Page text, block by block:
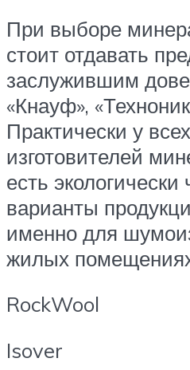
При выборе
стоит отдавать
заслужившим
«Кнауф»,
Практически у
изготовителей
есть экологически
варианты
именно для
жилых
RockWool
Isover